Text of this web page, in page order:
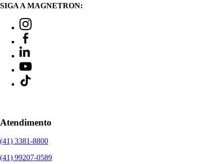
SIGA A MAGNETRON:
Atendimento
(41) 3381-8800
(41) 99207-0589